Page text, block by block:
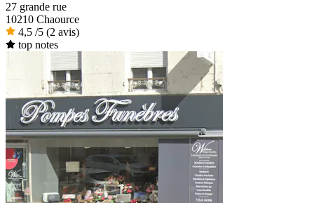
27 grande rue
10210 Chaource
4,5 /5 (2 avis)
top notes